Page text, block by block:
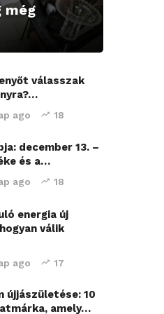
még
válasszak
ago 18
december 13. –
és a…
ago 18
energia új
válik
ago 17
újjászületése: 10
amely…